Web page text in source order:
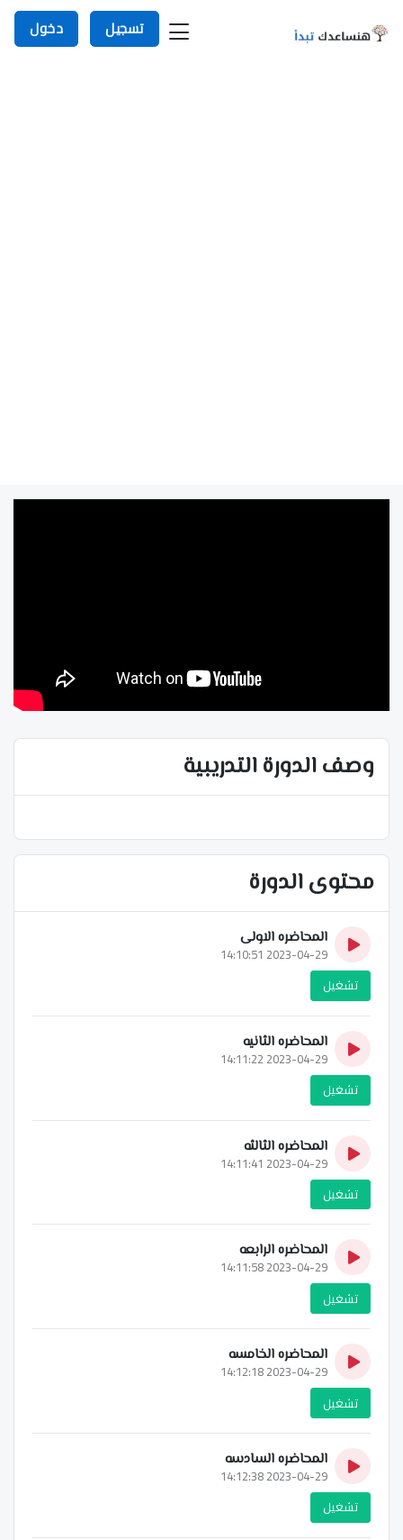
تسجيل دخول
وصف الدورة التدريبية
محتوى الدورة
المحاضره الاولى
2023-04-29 14:10:51
تشغيل
المحاضره الثانيه
2023-04-29 14:11:22
تشغيل
المحاضره الثالثه
2023-04-29 14:11:41
تشغيل
المحاضره الرابعه
2023-04-29 14:11:58
تشغيل
المحاضره الخامسه
2023-04-29 14:12:18
تشغيل
المحاضره السادسه
2023-04-29 14:12:38
تشغيل